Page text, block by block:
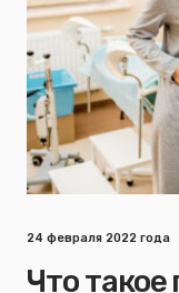
24 февраля 2022 года
Что такое